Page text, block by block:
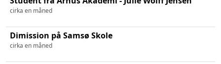
cirka en måned
Dimission på Samsø Skole
cirka en måned